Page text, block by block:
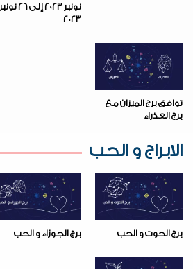
نونبر 2023 إلى 26 نونبر
2023
توافق برج الميزان مع
برج العذراء
الابراج و الحب
برج الحوت و الحب برج الجوزاء و الحب